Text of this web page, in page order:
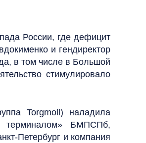
России, где дефицит
и гендиректор
в том числе в Большой
стимулировало
Torgmoll) наладила
терминалом» БМПСПб,
Петербург и компания